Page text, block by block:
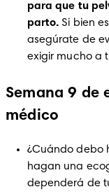
para que tu
parto. Si bien
asegúrate de
exigir mucho a
Semana 9 de
médico
¿Cuándo debo
hagan una
dependerá de